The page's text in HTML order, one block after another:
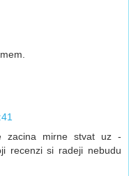
zacina mirne stvat uz -
recenzi si radeji nebudu